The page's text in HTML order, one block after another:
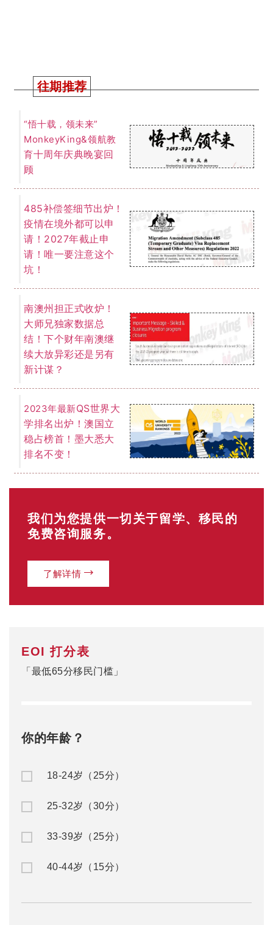
往期推荐
“悟十载，领未来”
MonkeyKing&领航教
育十周年庆典晚宴回
顾
485补偿签细节出炉！
疫情在境外都可以申
请！2027年截止申
请！唯一要注意这个
坑！
南澳州担正式收炉！
大师兄独家数据总
结！下个财年南澳继
续大放异彩还是另有
新计谋？
2023年最新QS世界大
学排名出炉！澳国立
稳占榜首！墨大悉大
排名不变！
我们为您提供一切关于留学、移民的
免费咨询服务。
了解详情
EOI 打分表
「最低65分移民门槛」
你的年龄？
18-24岁（25分）
25-32岁（30分）
33-39岁（25分）
40-44岁（15分）